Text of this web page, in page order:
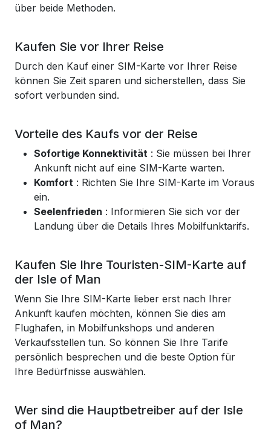
über beide Methoden.
Kaufen Sie vor Ihrer Reise
Durch den Kauf einer SIM-Karte vor Ihrer Reise
können Sie Zeit sparen und sicherstellen, dass Sie
sofort verbunden sind.
Vorteile des Kaufs vor der Reise
Sofortige Konnektivität : Sie müssen bei Ihrer
Ankunft nicht auf eine SIM-Karte warten.
Komfort : Richten Sie Ihre SIM-Karte im Voraus
ein.
Seelenfrieden : Informieren Sie sich vor der
Landung über die Details Ihres Mobilfunktarifs.
Kaufen Sie Ihre Touristen-SIM-Karte auf
der Isle of Man
Wenn Sie Ihre SIM-Karte lieber erst nach Ihrer
Ankunft kaufen möchten, können Sie dies am
Flughafen, in Mobilfunkshops und anderen
Verkaufsstellen tun. So können Sie Ihre Tarife
persönlich besprechen und die beste Option für
Ihre Bedürfnisse auswählen.
Wer sind die Hauptbetreiber auf der Isle
of Man?